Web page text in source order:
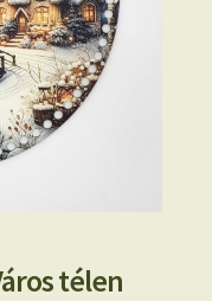
télen